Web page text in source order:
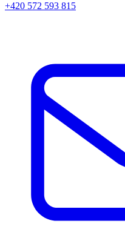
+420 572 593 815